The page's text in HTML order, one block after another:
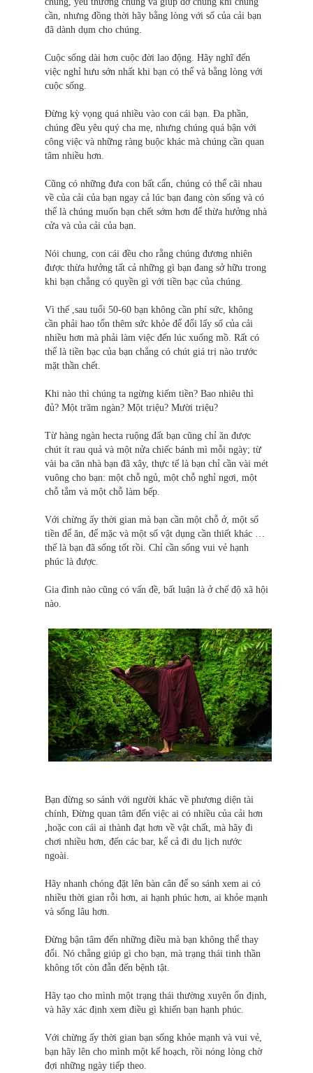
cần, nhưng đồng thời hãy bằng lòng với số của cải bạn
đã dành dụm cho chúng.
Cuộc sống dài hơn cuộc đời lao động. Hãy nghĩ đến
việc nghỉ hưu sớn nhất khi bạn có thể và bằng lòng với
cuộc sống.
Đừng kỳ vọng quá nhiều vào con cái bạn. Đa phần,
chúng đều yêu quý cha mẹ, nhưng chúng quá bận với
công việc và những ràng buộc khác mà chúng cần quan
tâm nhiều hơn.
Cũng có những đưa con bất cẩn, chúng có thể cãi nhau
về của cải của bạn ngay cả lúc bạn đang còn sống và có
thể là chúng muốn bạn chết sớm hơn để thừa hưởng nhà
cửa và của cải của bạn.
Nói chung, con cái đều cho rằng chúng đương nhiên
được thừa hưởng tất cả những gì bạn đang sở hữu trong
khi bạn chẳng có quyền gì với tiền bạc của chúng.
Vì thế ,sau tuổi 50-60 bạn không cần phí sức, không
cần phải hao tổn thêm sức khỏe để đổi lấy số của cải
nhiều hơn mà phải làm việc đến lúc xuống mồ. Rất có
thể là tiền bạc của bạn chẳng có chút giá trị nào trước
mặt thần chết.
Khi nào thì chúng ta ngừng kiếm tiền? Bao nhiêu thì
đủ? Một trăm ngàn? Một triệu? Mười triệu?
Từ hàng ngàn hecta ruộng đất bạn cũng chỉ ăn được
chút ít rau quả và một nửa chiếc bánh mì mỗi ngày; từ
vài ba căn nhà bạn đã xây, thực tế là bạn chỉ cần vài mét
vuông cho bạn: một chỗ ngủ, một chỗ nghỉ ngơi, một
chỗ tắm và một chỗ làm bếp.
Với chừng ấy thời gian mà bạn cần một chỗ ở, một số
tiền để ăn, để mặc và một số vật dụng cần thiết khác …
thế là bạn đã sống tốt rồi. Chỉ cần sống vui vẻ hạnh
phúc là được.
Gia đình nào cũng có vấn đề, bất luận là ở chế độ xã hội
nào.
Bạn đừng so sánh với người khác về phương diện tài
chính, Đừng quan tâm đến việc ai có nhiều của cải hơn
,hoặc con cái ai thành đạt hơn về vật chất, mà hãy đi
chơi nhiều hơn, đến các bar, kể cả đi du lịch nước
ngoài.
Hãy nhanh chóng đặt lên bàn cân để so sánh xem ai có
nhiều thời gian rỗi hơn, ai hạnh phúc hơn, ai khỏe mạnh
và sống lâu hơn.
Đừng bận tâm đến những điều mà bạn không thể thay
đổi. Nó chẳng giúp gì cho bạn, mà trạng thái tinh thần
không tốt còn đẫn đến bệnh tật.
Hãy tạo cho mình một trạng thái thường xuyên ổn định,
và hãy xác định xem điều gì khiến bạn hạnh phúc.
Với chừng ấy thời gian bạn sống khỏe mạnh và vui vẻ,
bạn hãy lên cho mình một kế hoạch, rồi nóng lòng chờ
đợi những ngày tiếp theo.